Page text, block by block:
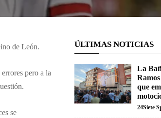
de León.
pero a la
se
ÚLTIMAS NOTICIAS
La
que
24Siete